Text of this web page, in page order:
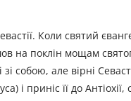
Коли святий
на поклін мощам
собою, але вірні
приніс її до Антіохії,